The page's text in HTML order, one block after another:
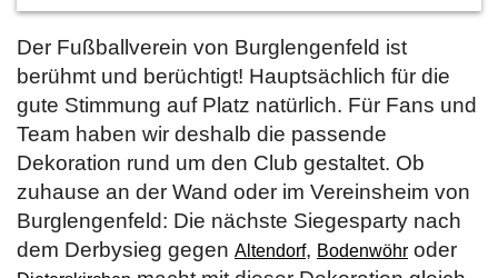
Der Fußballverein von Burglengenfeld ist
berühmt und berüchtigt! Hauptsächlich für die
gute Stimmung auf Platz natürlich. Für Fans und
Team haben wir deshalb die passende
Dekoration rund um den Club gestaltet. Ob
zuhause an der Wand oder im Vereinsheim von
Burglengenfeld: Die nächste Siegesparty nach
dem Derbysieg gegen Altendorf, Bodenwöhr oder